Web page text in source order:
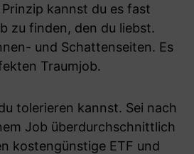
kannst du es fast
zu finden, den du liebst.
und Schattenseiten. Es
Traumjob.
tolerieren kannst. Sei nach
Job überdurchschnittlich
kostengünstige ETF und